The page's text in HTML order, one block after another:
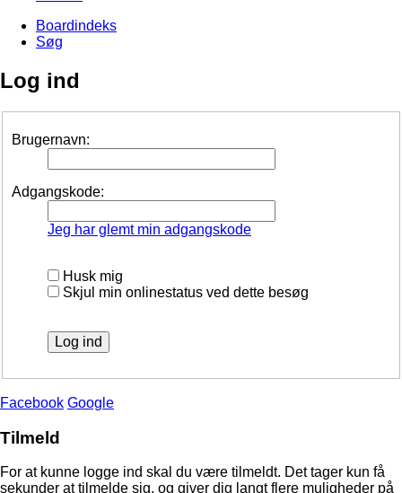
Boardindeks
Søg
Log ind
Brugernavn:
Adgangskode:
Jeg har glemt min adgangskode
Husk mig
Skjul min onlinestatus ved dette besøg
Facebook Google
Tilmeld
For at kunne logge ind skal du være tilmeldt. Det tager kun få
sekunder at tilmelde sig, og giver dig langt flere muligheder på